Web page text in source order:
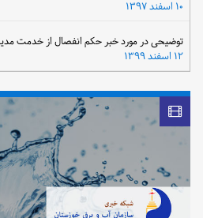
توضیحی در مورد خبر حکم انفصال از خدمت
۱۲ اسفند ۱۳۹۹